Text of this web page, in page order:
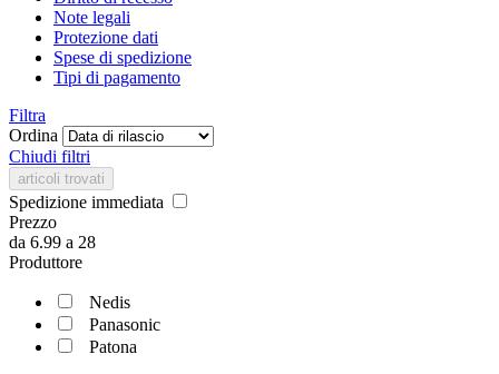
Note legali
Protezione dati
Spese di spedizione
Tipi di pagamento
Filtra
Ordina
Chiudi filtri
articoli trovati
Spedizione immediata
Prezzo
da 6.99 a 28
Produttore
Nedis
Panasonic
Patona